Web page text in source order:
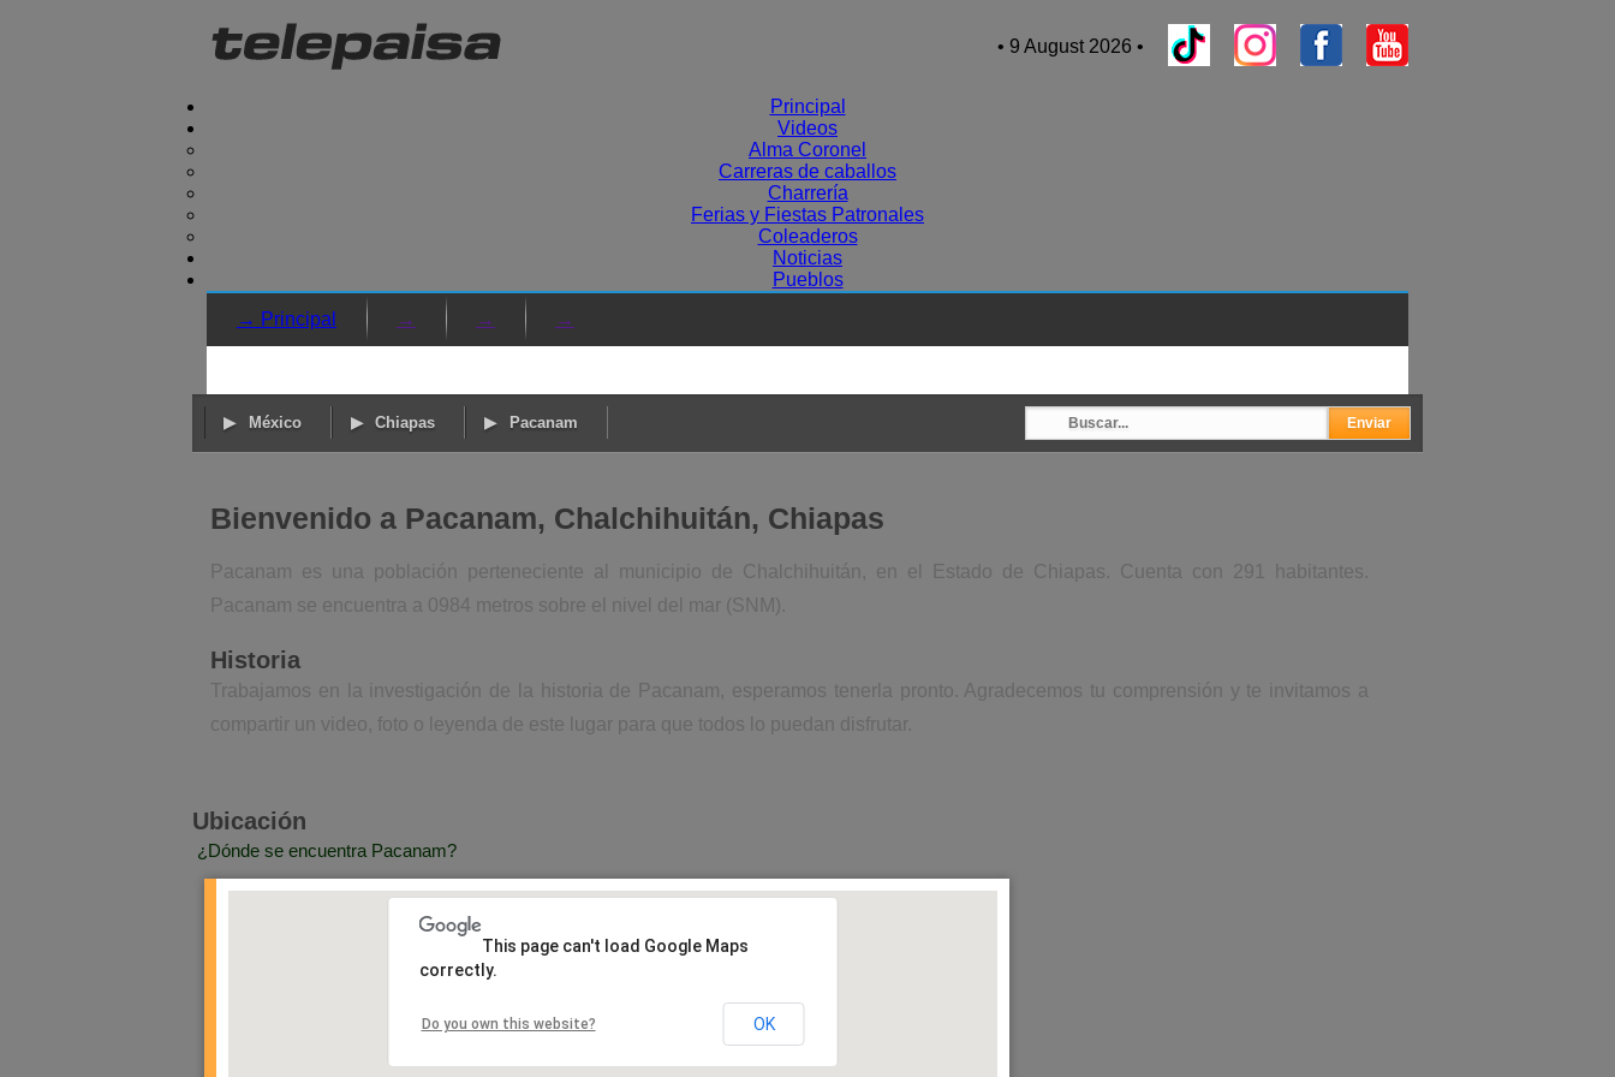
• 9 August 2026 •
Principal
Videos
Alma Coronel
Carreras de caballos
Charrería
Ferias y Fiestas Patronales
Coleaderos
Noticias
Pueblos
→ Principal
→ → →
México Chiapas Pacanam
Bienvenido a Pacanam, Chalchihuitán, Chiapas
Pacanam es una población perteneciente al municipio de Chalchihuitán, en el Estado de Chiapas. Cuenta con 291 habitantes.
Pacanam se encuentra a 0984 metros sobre el nivel del mar (SNM).
Historia
Trabajamos en la investigación de la historia de Pacanam, esperamos tenerla pronto. Agradecemos tu comprensión y te invitamos a
compartir un video, foto o leyenda de este lugar para que todos lo puedan disfrutar.
Ubicación
¿Dónde se encuentra Pacanam?
This page can't load Google Maps
correctly.
Do you own this website? OK